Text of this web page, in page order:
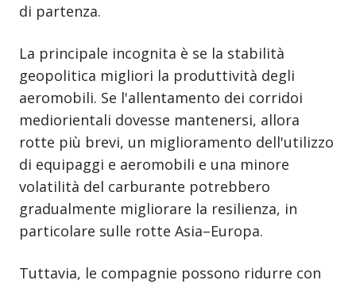
di partenza.
La principale incognita è se la stabilità
geopolitica migliori la produttività degli
aeromobili. Se l'allentamento dei corridoi
mediorientali dovesse mantenersi, allora
rotte più brevi, un miglioramento dell'utilizzo
di equipaggi e aeromobili e una minore
volatilità del carburante potrebbero
gradualmente migliorare la resilienza, in
particolare sulle rotte Asia–Europa.
Tuttavia, le compagnie possono ridurre con